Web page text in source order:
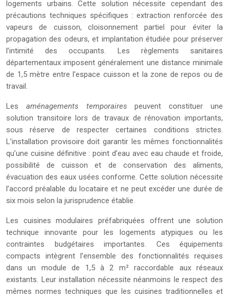
logements urbains. Cette solution nécessite cependant des
précautions techniques spécifiques : extraction renforcée des
vapeurs de cuisson, cloisonnement partiel pour éviter la
propagation des odeurs, et implantation étudiée pour préserver
l’intimité des occupants. Les règlements sanitaires
départementaux imposent généralement une distance minimale
de 1,5 mètre entre l’espace cuisson et la zone de repos ou de
travail.
Les aménagements temporaires peuvent constituer une
solution transitoire lors de travaux de rénovation importants,
sous réserve de respecter certaines conditions strictes.
L’installation provisoire doit garantir les mêmes fonctionnalités
qu’une cuisine définitive : point d’eau avec eau chaude et froide,
possibilité de cuisson et de conservation des aliments,
évacuation des eaux usées conforme. Cette solution nécessite
l’accord préalable du locataire et ne peut excéder une durée de
six mois selon la jurisprudence établie.
Les cuisines modulaires préfabriquées offrent une solution
technique innovante pour les logements atypiques ou les
contraintes budgétaires importantes. Ces équipements
compacts intègrent l’ensemble des fonctionnalités requises
dans un module de 1,5 à 2 m² raccordable aux réseaux
existants. Leur installation nécessite néanmoins le respect des
mêmes normes techniques que les cuisines traditionnelles et